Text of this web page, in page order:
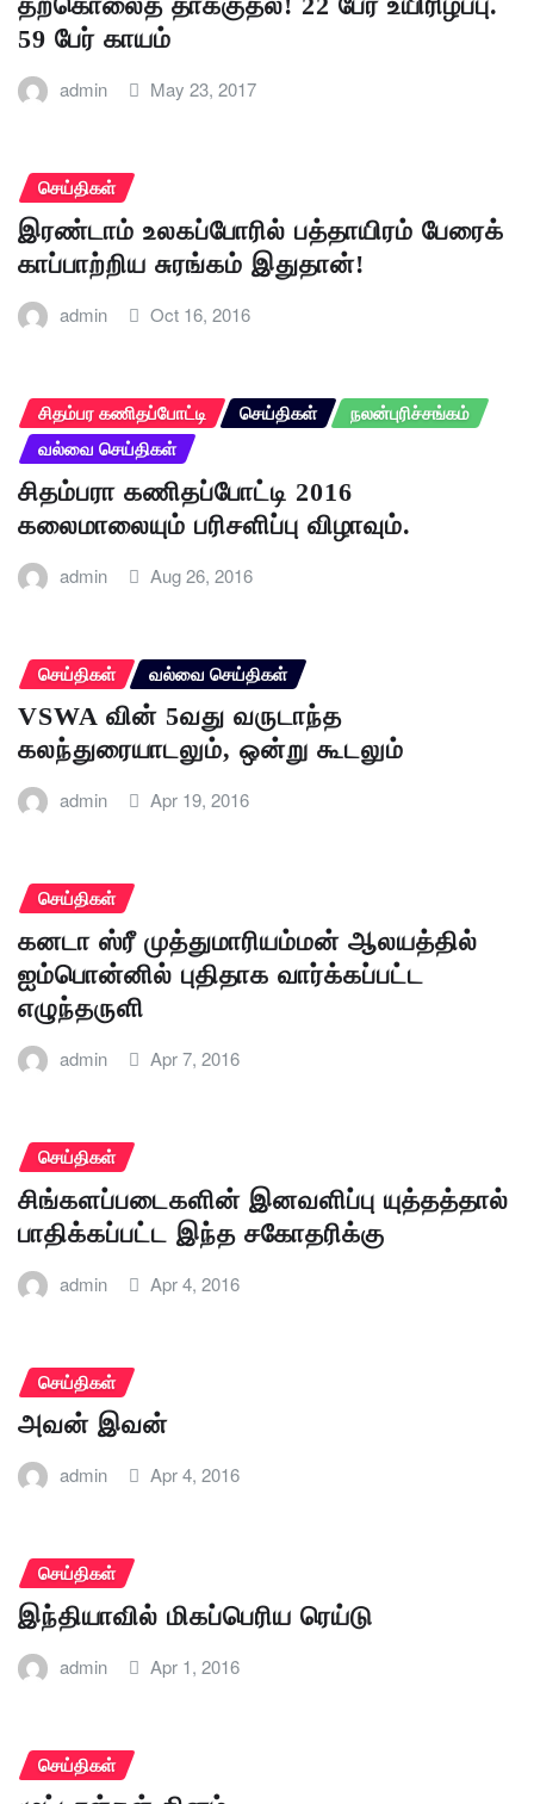
59 பேர் காயம்
admin May 23, 2017
செய்திகள்
இரண்டாம் உலகப்போரில் பத்தாயிரம் பேரைக்
காப்பாற்றிய சுரங்கம் இதுதான்!
admin Oct 16, 2016
சிதம்பர கணிதப்போட்டி செய்திகள்
நலன்புரிச்சங்கம்
வல்வை செய்திகள்
சிதம்பரா கணிதப்போட்டி 2016
கலைமாலையும் பரிசளிப்பு விழாவும்.
admin Aug 26, 2016
செய்திகள் வல்வை செய்திகள்
VSWA வின் 5வது வருடாந்த
கலந்துரையாடலும், ஒன்று கூடலும்
admin Apr 19, 2016
செய்திகள்
கனடா ஸ்ரீ முத்துமாரியம்மன் ஆலயத்தில்
ஐம்பொன்னில் புதிதாக வார்க்கப்பட்ட
எழுந்தருளி
admin Apr 7, 2016
செய்திகள்
சிங்களப்படைகளின் இனவளிப்பு யுத்தத்தால்
பாதிக்கப்பட்ட இந்த சகோதரிக்கு
admin Apr 4, 2016
செய்திகள்
அவன் இவன்
admin Apr 4, 2016
செய்திகள்
இந்தியாவில் மிகப்பெரிய ரெய்டு
admin Apr 1, 2016
செய்திகள்